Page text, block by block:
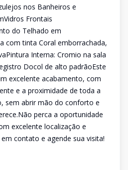
nos Banheiros e
Frontais
do Telhado em
com tinta Coral emborrachada,
Interna: Cromio na sala
Docol de alto padrãoEste
excelente acabamento, com
e a proximidade de toda a
sem abrir mão do conforto e
perca a oportunidade
excelente localização e
contato e agende sua visita!